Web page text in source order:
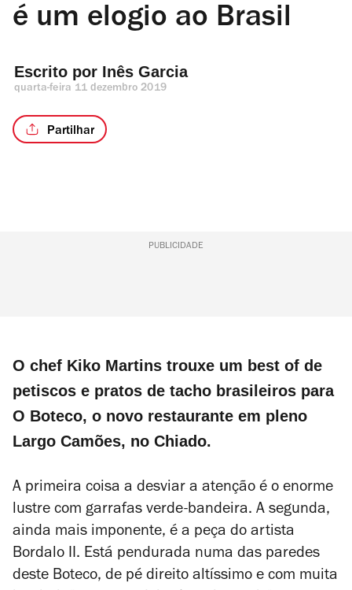
é um elogio ao Brasil
Escrito por Inês Garcia
quarta-feira 11 dezembro 2019
Partilhar
PUBLICIDADE
O chef Kiko Martins trouxe um best of de
petiscos e pratos de tacho brasileiros para
O Boteco, o novo restaurante em pleno
Largo Camões, no Chiado.
A primeira coisa a desviar a atenção é o enorme
lustre com garrafas verde-bandeira. A segunda,
ainda mais imponente, é a peça do artista
Bordalo II. Está pendurada numa das paredes
deste Boteco, de pé direito altíssimo e com muita